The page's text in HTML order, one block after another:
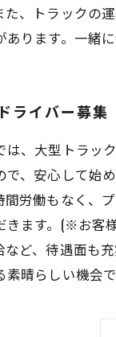
、トラック
ります。一緒
ライバー募集
、大型トラッ
、安心して始
労働もなく、
ます。(※お客
ど、待遇面も
晴らしい機会